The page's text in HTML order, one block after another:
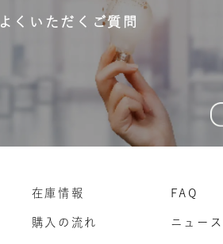
よくいただくご質問
在庫情報
購入の流れ
FAQ
ニュース